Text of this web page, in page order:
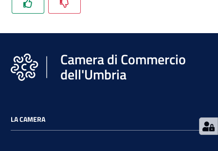
Camera di Commercio
dell'Umbria
LA CAMERA